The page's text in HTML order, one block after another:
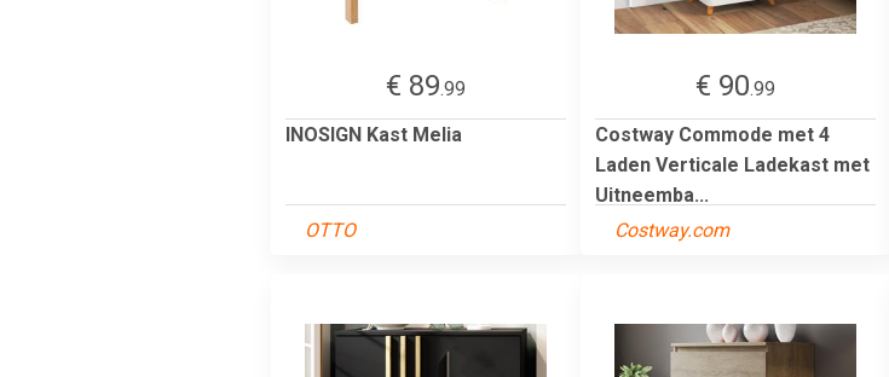
€ 89.99
INOSIGN Kast Melia
OTTO
€ 90.99
Costway Commode met 4
Laden Verticale Ladekast met
Uitneemba...
Costway.com